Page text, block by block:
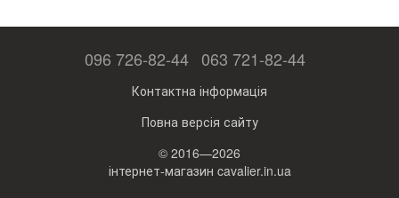
096 726-82-44 063 721-82-44
Контактна інформація
Повна версія сайту
© 2016—2026
інтернет-магазин cavalier.in.ua